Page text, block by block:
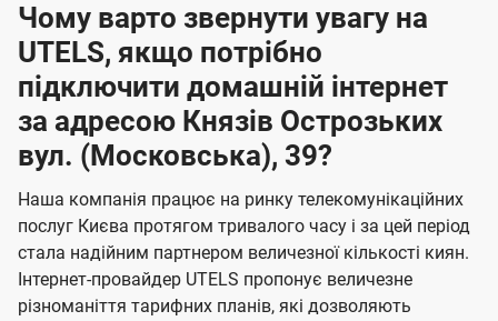
Чому варто звернути увагу на
UTELS, якщо потрібно
підключити домашній інтернет
за адресою Князів Острозьких
вул. (Московська), 39?
Наша компанія працює на ринку телекомунікаційних
послуг Києва протягом тривалого часу і за цей період
стала надійним партнером величезної кількості киян.
Інтернет-провайдер UTELS пропонує величезне
різноманіття тарифних планів, які дозволяють